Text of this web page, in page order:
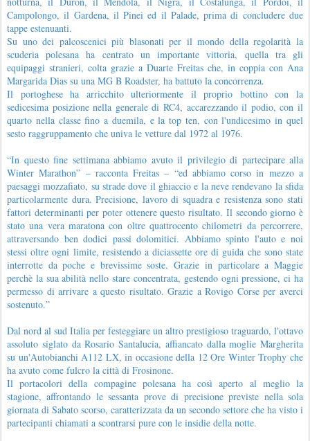
Campolongo, il Gardena, il Pinei ed il Palade, prima di concludere due
tappe estenuanti.
Su uno dei palcoscenici più blasonati per il mondo della regolarità la
scuderia polesana ha centrato un importante vittoria, quella tra gli
equipaggi stranieri, colta grazie a Duarte Freitas che, in coppia con Ana
Margarida Dias su una MG B Roadster, ha battuto la concorrenza.
Il portoghese ha arricchito ulteriormente il proprio bottino con la
sedicesima posizione nella generale di RC4, accarezzando il podio, con il
quarto nella classe fino a duemila, e la top ten, con l'undicesimo in quel
sesto raggruppamento che univa le vetture dal 1972 al 1976.
“In questo fine settimana abbiamo avuto il privilegio di partecipare alla
Winter Marathon” – racconta Freitas – “ed abbiamo corso in mezzo a
paesaggi mozzafiato, su strade dove il ghiaccio e la neve rendevano la sfida
particolarmente dura. Precisione, lavoro di squadra e resistenza sono stati
fattori determinanti per poter ottenere questo risultato. Il secondo giorno è
stato una vera maratona con oltre quattrocento chilometri da percorrere,
attraversando ben dodici passi dolomitici. Abbiamo spinto l'auto e noi
stessi oltre ogni limite, resistendo a diciassette ore di guida che sono state
interrotte da poche e brevissime soste. Grazie in particolare a Maggie
perchè la sua abilità nello stare concentrata, gestendo ogni pressione, ci ha
permesso di arrivare a questo risultato. Grazie a Rovigo Corse per averci
sostenuto.”
Dal nord al sud Italia per festeggiare un altro prestigioso traguardo, l'ottavo
assoluto siglato da Rosario Santalucia, affiancato dalla moglie Margherita
su un'Autobianchi A112 LX, in occasione della 12 Ore Winter Trophy che
ha avuto come fulcro la città di Frosinone.
Il portacolori della compagine polesana ha così aperto al meglio la
stagione, affrontando le sessanta prove di precisione previste nella sola
giornata di Sabato scorso, caratterizzata da un secondo settore che ha visto i
partecipanti chiamati a scontrarsi pure con le insidie della notte.